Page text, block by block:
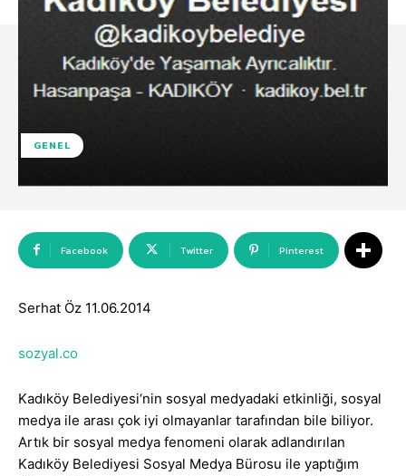
GENEL
Facebook Twitter Pinterest
Serhat Öz 11.06.2014
sozyal.co
Kadıköy Belediyesi‘nin sosyal medyadaki etkinliği, sosyal
medya ile arası çok iyi olmayanlar tarafından bile biliyor.
Artık bir sosyal medya fenomeni olarak adlandırılan
Kadıköy Belediyesi Sosyal Medya Bürosu ile yaptığım